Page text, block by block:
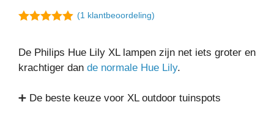
(1klantbeoordeling)
De Philips Hue Lily XL lampen zijn net iets groter en
krachtiger dan de normale Hue Lily.
➕ De beste keuze voor XL outdoor tuinspots